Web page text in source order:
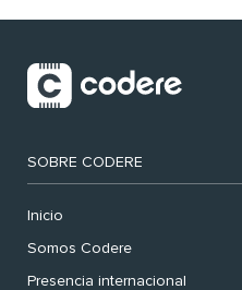
SOBRE CODERE
Inicio
Somos Codere
Presencia internacional